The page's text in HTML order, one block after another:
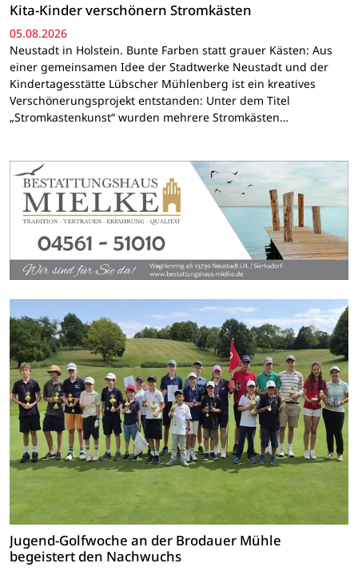
Kita-Kinder verschönern Stromkästen
05.08.2026
Neustadt in Holstein. Bunte Farben statt grauer Kästen: Aus
einer gemeinsamen Idee der Stadtwerke Neustadt und der
Kindertagesstätte Lübscher Mühlenberg ist ein kreatives
Verschönerungsprojekt entstanden: Unter dem Titel
„Stromkastenkunst“ wurden mehrere Stromkästen…
Jugend-Golfwoche an der Brodauer Mühle
begeistert den Nachwuchs